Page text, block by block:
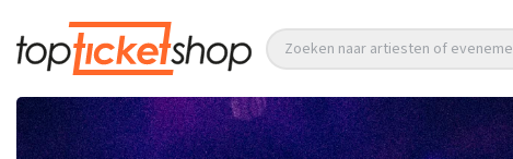
Zoeken naar artiesten of